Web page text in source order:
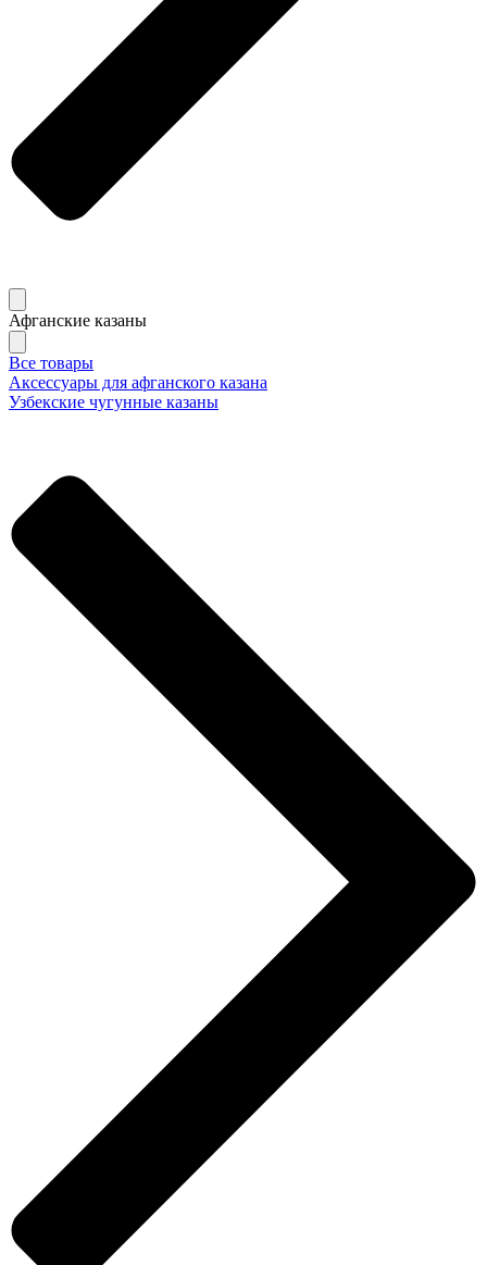
Афганские казаны
Все товары
Аксессуары для афганского казана
Узбекские чугунные казаны